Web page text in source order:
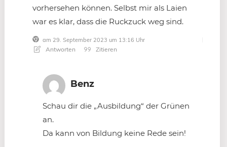
vorhersehen können. Selbst mir als Laien
war es klar, dass die Ruckzuck weg sind.
am 29. September 2023 um 13:16 Uhr
Antworten Zitieren
Benz
Schau dir die „Ausbildung“ der Grünen
an.
Da kann von Bildung keine Rede sein!